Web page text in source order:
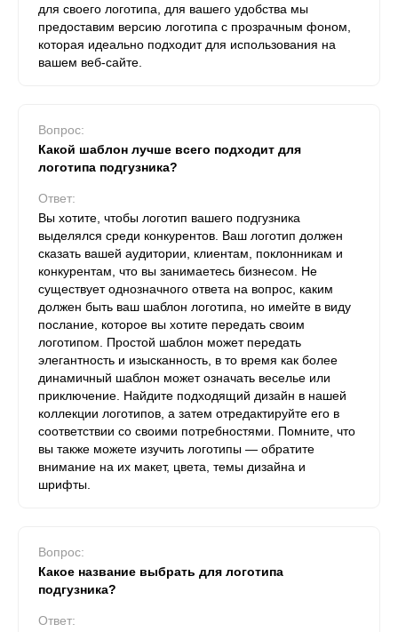
для своего логотипа, для вашего удобства мы
предоставим версию логотипа с прозрачным фоном,
которая идеально подходит для использования на
вашем веб-сайте.
Вопрос:
Какой шаблон лучше всего подходит для
логотипа подгузника?
Ответ:
Вы хотите, чтобы логотип вашего подгузника
выделялся среди конкурентов. Ваш логотип должен
сказать вашей аудитории, клиентам, поклонникам и
конкурентам, что вы занимаетесь бизнесом. Не
существует однозначного ответа на вопрос, каким
должен быть ваш шаблон логотипа, но имейте в виду
послание, которое вы хотите передать своим
логотипом. Простой шаблон может передать
элегантность и изысканность, в то время как более
динамичный шаблон может означать веселье или
приключение. Найдите подходящий дизайн в нашей
коллекции логотипов, а затем отредактируйте его в
соответствии со своими потребностями. Помните, что
вы также можете изучить логотипы — обратите
внимание на их макет, цвета, темы дизайна и
шрифты.
Вопрос:
Какое название выбрать для логотипа
подгузника?
Ответ: